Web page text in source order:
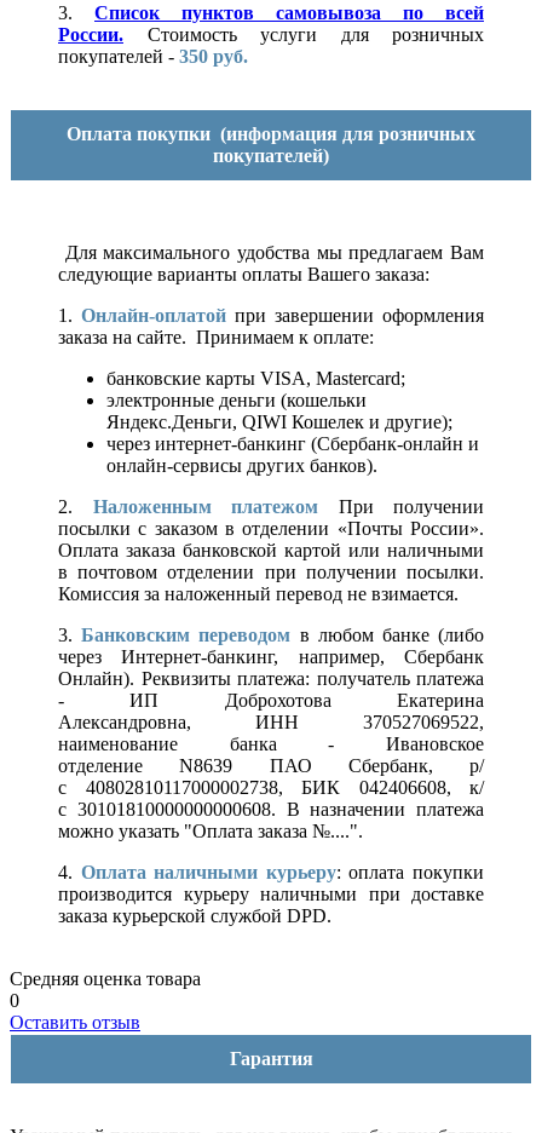
3. Список пунктов самовывоза по всей
России.
Стоимость услуги для розничных
покупателей - 350 руб.
Оплата покупки (информация для розничных
покупателей)
Для максимального удобства мы предлагаем Вам
следующие варианты оплаты Вашего заказа:
1. Онлайн-оплатой при завершении оформления
заказа на сайте. Принимаем к оплате:
банковские карты VISA, Mastercard;
электронные деньги (кошельки
Яндекс.Деньги, QIWI Кошелек и другие);
через интернет-банкинг (Сбербанк-онлайн и
онлайн-сервисы других банков).
2. Наложенным платежом При получении
посылки с заказом в отделении «Почты России».
Оплата заказа банковской картой или наличными
в почтовом отделении при получении посылки.
Комиссия за наложенный перевод не взимается.
3.Банковским переводом в любом банке (либо
через Интернет-банкинг, например, Сбербанк
Онлайн). Реквизиты платежа: получатель платежа
- ИП Доброхотова Екатерина
Александровна, ИНН 370527069522,
наименование банка - Ивановское
отделение N8639 ПАО Сбербанк, р/
с 40802810117000002738, БИК 042406608, к/
с 30101810000000000608. В назначении платежа
можно указать "Оплата заказа №....".
4. Оплата наличными курьеру: оплата покупки
производится курьеру наличными при доставке
заказа курьерской службой DPD.
Средняя оценка товара
0
Оставить отзыв
Гарантия